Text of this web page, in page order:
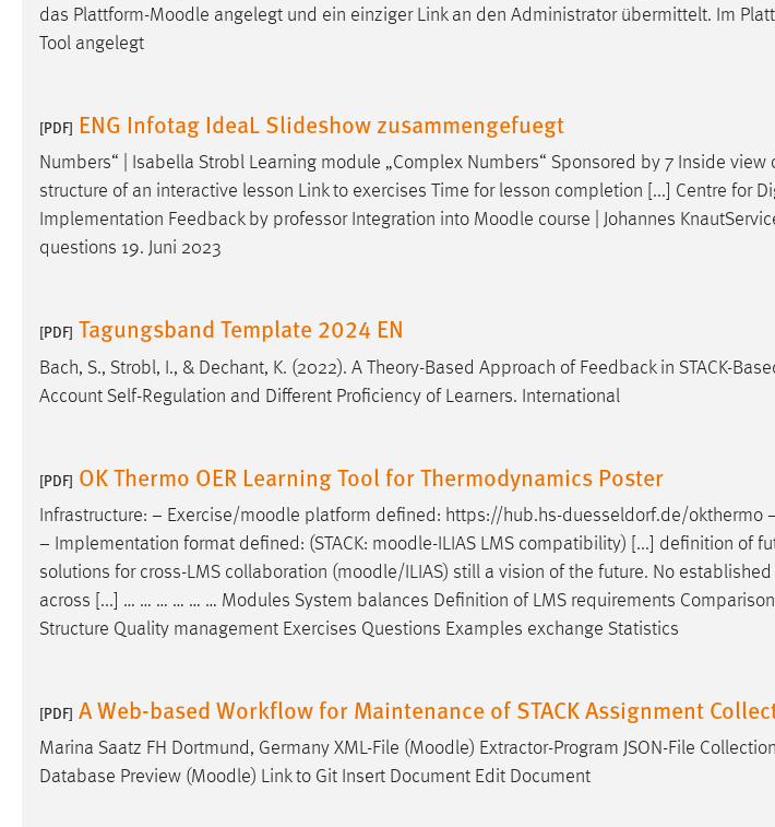
das Plattform-Moodle angelegt und ein einziger Link an den Administrator übermittelt. Im
Tool angelegt
[PDF] ENG Infotag IdeaL Slideshow zusammengefuegt
Numbers“ | Isabella Strobl Learning module „Complex Numbers“ Sponsored by 7 Inside view
structure of an interactive lesson Link to exercises Time for lesson completion [...] Centre for
Implementation Feedback by professor Integration into Moodle course | Johannes
questions 19. Juni 2023
[PDF] Tagungsband Template 2024 EN
Bach, S., Strobl, I., & Dechant, K. (2022). A Theory-Based Approach of Feedback in STACK-
Account Self-Regulation and Different Proficiency of Learners. International
[PDF] OK Thermo OER Learning Tool for Thermodynamics Poster
Infrastructure: − Exercise/moodle platform defined: https://hub.hs-duesseldorf.de/okthermo
− Implementation format defined: (STACK: moodle-ILIAS LMS compatibility) [...] definition of
solutions for cross-LMS collaboration (moodle/ILIAS) still a vision of the future. No
across [...] … … … … … … Modules System balances Definition of LMS requirements
Structure Quality management Exercises Questions Examples exchange Statistics
[PDF] A Web-based Workflow for Maintenance of STACK Assignment
Marina Saatz FH Dortmund, Germany XML-File (Moodle) Extractor-Program JSON-File
Database Preview (Moodle) Link to Git Insert Document Edit Document
5e9dbeb1811c0446
Zweck:
Cookie Laufzeit:
MibewSessionID, mibew-chat-frame-
style-5e9dbeb1811c0446 =
Sitzungslaufzeit, mibew_locale = 3
Jahre, MIBEW_UserID = 1 Jahr
Login
Zweck:
Dieser Cookie ist notwendig um sich an
der Website einloggen zu können.
Cookie Laufzeit: 24 Stunden
STATISTIK
Statistik Cookies erfassen Informationen anonym.
Diese Informationen helfen uns zu verstehen, wie
unsere Besucher unsere Website nutzen.
Matomo
Zweck: Zugriffsstatistik
Cookie Laufzeit: Max. 13 Monate